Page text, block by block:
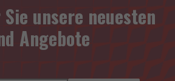
unsere neuesten
Angebote